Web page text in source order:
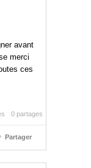
avant
merci
ces
0 partages
Partager